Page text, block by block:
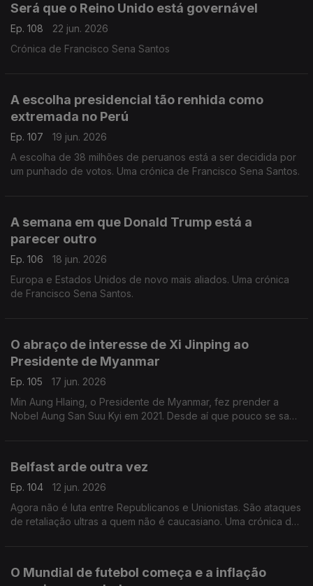
Será que o Reino Unido está governável
Ep. 108
22 jun. 2026
Crónica de Francisco Sena Santos
A escolha presidencial tão renhida como
extremada no Perú
Ep. 107
19 jun. 2026
A escolha de 38 milhões de peruanos está a ser decidida por
um punhado de votos. Uma crónica de Francisco Sena Santos.
A semana em que Donald Trump está a
parecer outro
Ep. 106
18 jun. 2026
Europa e Estados Unidos de novo mais aliados. Uma crónica
de Francisco Sena Santos.
O abraço de interesse de Xi Jinping ao
Presidente de Myanmar
Ep. 105
17 jun. 2026
Min Aung Hlaing, o Presidente de Myanmar, fez prender a
Nobel Aung San Suu Kyi em 2021. Desde aí que pouco se sabe
Belfast arde outra vez
Ep. 104
12 jun. 2026
Agora não é luta entre Republicanos e Unionistas. São ataques
de retaliação ultras a quem não é caucasiano. Uma crónica de
O Mundial de futebol começa e a inflação